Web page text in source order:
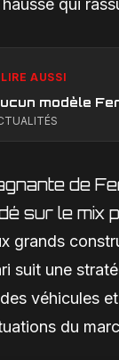
qui
AUSSI
modèle
de
sur le mix
grands
suit une
véhicules
du